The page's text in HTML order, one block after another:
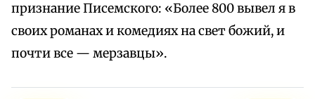
признание Писемского: «Более 800 вывел я в
своих романах и комедиях на свет божий, и
почти все — мерзавцы».